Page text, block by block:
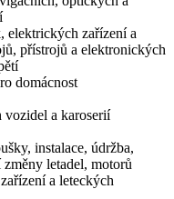
elektrických zařízení a
přístrojů a elektronických
domácnost
a karoserií
instalace, údržba,
letadel, motorů
a leteckých